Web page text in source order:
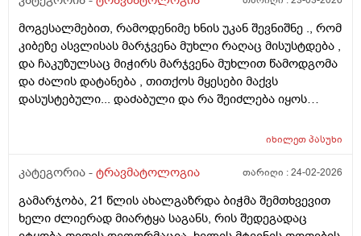
Momentebshi gushinac dzilshi shevxti da rom gamogvidza
metkina fexi da iseti grdznoba mqonda rom pexze racmaqvs
gadaxveuli ukan wavida titqoso aseve didxan ert adgilas ar
shemidzlia wola da arc dgoma imotoro meoredgea daukve
jdoma da calpexit siarulit yavarjnitac davigale ukve da
sakmaod damglelloa da xshirad vdgebi da ro davdivar da an
მტკივა,როგორ მოვიქცე ან რამე ნემსი რომ მირჩიოთ
ან რამე წამალი,ვერც ვაცდენ ვერამაირად რომ
ექიმთან მივიდე,ერთადერთი ვსვამ ბოსველიას,სამი
ოთხი დღეა,მაგრქმ შედეგი არ მაქვს,რას მიეჩრვთ
როგორ მოვიქცე?ტკივილზე მიწევს მუშაობა ყველა
მოგესალმებით, რამოდენიმე ხნის უკან შევნიშნე ., რომ
კიბეზე ასვლისას მარჯვენა მუხლი რაღაც მისუსტდება ,
და ჩაკუზულსაც მიჭირს მარჯვენა მუხლით წამოდგომა
და ძალის დატანება , თითქოს მყესები მაქვს
დასუსტებული... დაძაბული და რა შეიძლება იყოს
ვგულისხმობ მაზებს? ასაკი 59 წელი, წონა 68კგ,
იხილეთპასუხი
კატეგორია - ტრავმატოლოგია თარიღი :24-02-2026
გამარჯობა, 21 წლის ახალგაზრდა ბიჭმა შემთხვევით
ხელი ძლიერად მიარტყა საგანს, რის შედეგადაც